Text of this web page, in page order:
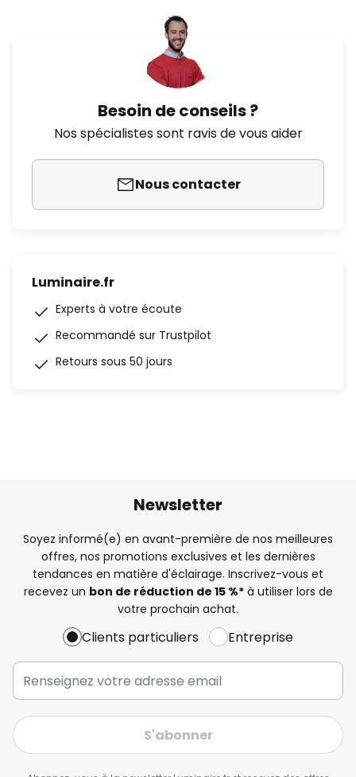
Besoin de conseils ?
Nos spécialistes sont ravis de vous aider
Nous contacter
Luminaire.fr
Experts à votre écoute
Recommandé sur Trustpilot
Retours sous 50 jours
Newsletter
Soyez informé(e) en avant-première de nos meilleures
offres, nos promotions exclusives et les dernières
tendances en matière d'éclairage. Inscrivez-vous et
recevez un bon de réduction de 15 %*à utiliser lors de
votre prochain achat.
Clients particuliers Entreprise
S'abonner